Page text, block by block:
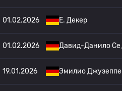
01.02.2026 E. Декер
01.02.2026 Давид-Данило Се
19.01.2026 Эмилио Джузеппе